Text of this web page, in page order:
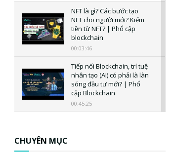
NFT là gì? Các bước tạo
NFT cho người mới? Kiếm
tiền từ NFT? | Phổ cập
blockchain
00:03:46
Tiếp nối Blockchain, trí tuệ
nhân tạo (AI) có phải là làn
sóng đầu tư mới? | Phổ
cập Blockchain
00:45:25
CHUYÊN MỤC